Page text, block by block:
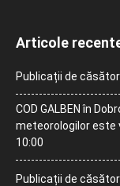
Articole
Publicații de
COD GALBEN în
meteorologilor este
10:00
Publicații de